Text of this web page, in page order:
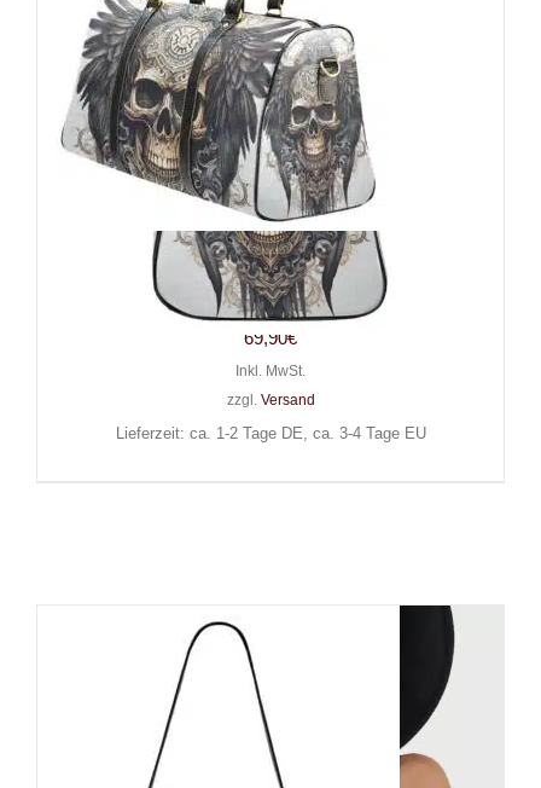
Barmetal Reisetasche Skull
Wings
69,90€
Inkl. MwSt.
zzgl. Versand
Lieferzeit: ca. 1-2 Tage DE, ca. 3-4 Tage EU